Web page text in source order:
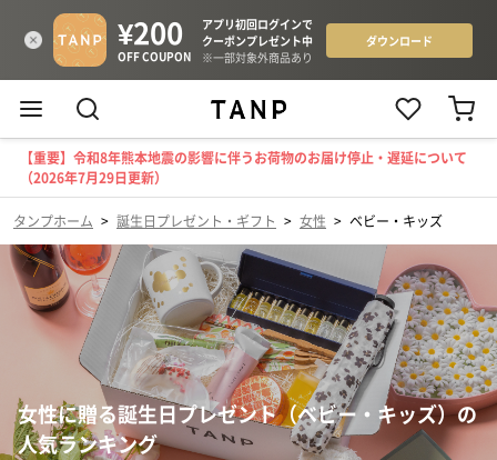
【重要】令和8年熊本地震の影響に伴うお荷物のお届け停止・遅延について
（2026年7月29日更新）
タンプホーム > 誕生日プレゼント・ギフト > 女性 > ベビー・キッズ
女性に贈る誕生日プレゼント（ベビー・キッズ）の
人気ランキング